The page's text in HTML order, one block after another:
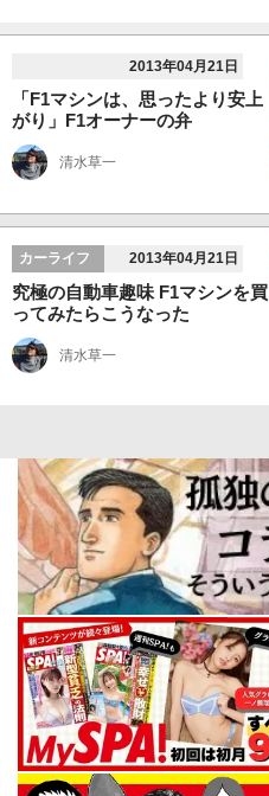
2013年04月21日
「F1マシンは、思ったより安上
がり」F1オーナーの弁
清水草一
カーライフ 2013年04月21日
究極の自動車趣味 F1マシンを買
ってみたらこうなった
清水草一